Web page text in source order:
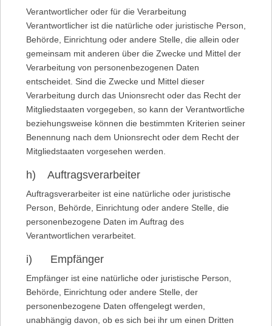
Verantwortlicher oder für die Verarbeitung
Verantwortlicher ist die natürliche oder juristische Person,
Behörde, Einrichtung oder andere Stelle, die allein oder
gemeinsam mit anderen über die Zwecke und Mittel der
Verarbeitung von personenbezogenen Daten
entscheidet. Sind die Zwecke und Mittel dieser
Verarbeitung durch das Unionsrecht oder das Recht der
Mitgliedstaaten vorgegeben, so kann der Verantwortliche
beziehungsweise können die bestimmten Kriterien seiner
Benennung nach dem Unionsrecht oder dem Recht der
Mitgliedstaaten vorgesehen werden.
h) Auftragsverarbeiter
Auftragsverarbeiter ist eine natürliche oder juristische
Person, Behörde, Einrichtung oder andere Stelle, die
personenbezogene Daten im Auftrag des
Verantwortlichen verarbeitet.
i) Empfänger
Empfänger ist eine natürliche oder juristische Person,
Behörde, Einrichtung oder andere Stelle, der
personenbezogene Daten offengelegt werden,
unabhängig davon, ob es sich bei ihr um einen Dritten